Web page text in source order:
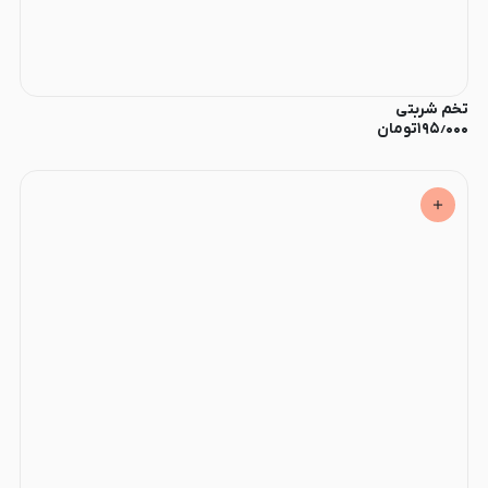
تخم شربتی
۱۹۵٫۰۰۰تومان